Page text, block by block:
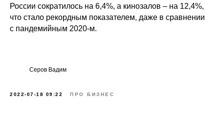
России сократилось на 6,4%, а кинозалов – на 12,4%,
что стало рекордным показателем, даже в сравнении
с пандемийным 2020-м.
Серов Вадим
2022-07-18 09:22 ПРО БИЗНЕС